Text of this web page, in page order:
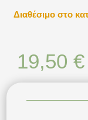
Διαθέσιμο στο
19,50€